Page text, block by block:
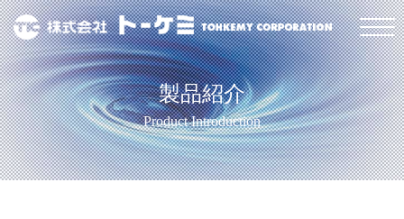
製品紹介
Product Introduction